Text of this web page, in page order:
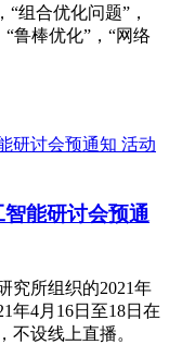
组合优化问题”，
“鲁棒优化”，“网络
活动
能研讨会预通
究所组织的2021年
年4月16日至18日在
不设线上直播。